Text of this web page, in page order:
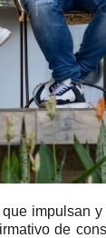
impulsan
de